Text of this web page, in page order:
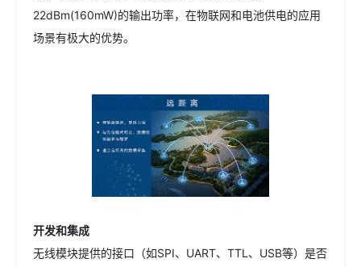
22dBm(160mW)的输出功率，在物联网和电池供电的应用
场景有极大的优势。
开发和集成
无线模块提供的接口（如SPI、UART、TTL、USB等）是否